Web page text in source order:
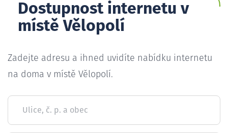
Dostupnost internetu v
místě Vělopolí
Zadejte adresu a ihned uvidíte nabídku internetu
na doma v místě Vělopolí.
Ulice, č. p. a obec